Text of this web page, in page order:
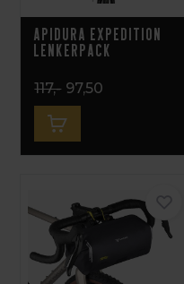
Apidura Expedition
Lenkerpack
117,- 97,50